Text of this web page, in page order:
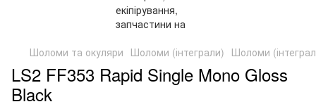
Шоломи та окуляри Шоломи (інтеграли) Шоломи
LS2 FF353 Rapid Single Mono Gloss
Black